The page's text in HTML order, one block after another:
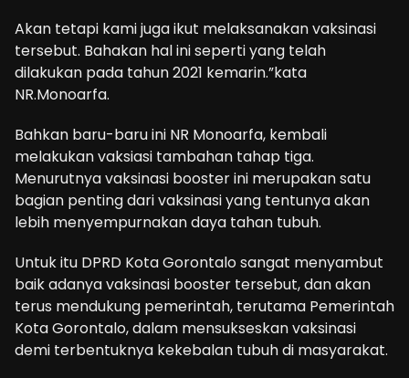
Akan tetapi kami juga ikut melaksanakan vaksinasi
tersebut. Bahakan hal ini seperti yang telah
dilakukan pada tahun 2021 kemarin.”kata
NR.Monoarfa.
Bahkan baru-baru ini NR Monoarfa, kembali
melakukan vaksiasi tambahan tahap tiga.
Menurutnya vaksinasi booster ini merupakan satu
bagian penting dari vaksinasi yang tentunya akan
lebih menyempurnakan daya tahan tubuh.
Untuk itu DPRD Kota Gorontalo sangat menyambut
baik adanya vaksinasi booster tersebut, dan akan
terus mendukung pemerintah, terutama Pemerintah
Kota Gorontalo, dalam mensukseskan vaksinasi
demi terbentuknya kekebalan tubuh di masyarakat.